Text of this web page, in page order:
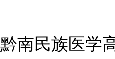
黔南民族医学